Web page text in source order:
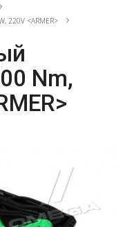
220V <ARMER>
Nm,